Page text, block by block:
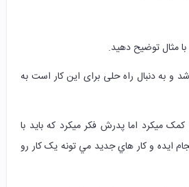
مثال توضیح دهید.
به دنبال راه حلی برای این کار است به
ميکرد اما پدرش فکر ميکرد که بايد با
ايده و کار هاي جديد مي تونه يک کار رو